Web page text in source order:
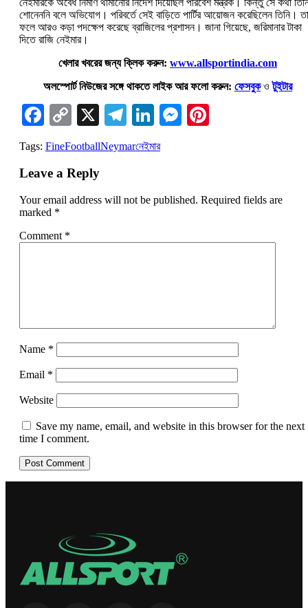
নেইমারকে অবৈধ নির্মাণ থামানোর নির্দেশ দিয়েছিল পরিবেশ মন্ত্রক। কিন্তু সে কথা
শোনেননি বলে অভিযোগ। পরিবর্তে সেই বাড়িতে পার্টির আয়োজন করেছিলেন তিনি।
ফলে আরও কড়া পদক্ষেপ করেছে ব্রাজিলের প্রশাসন। জানা গিয়েছে, জরিমানার টাকা
দিতে রাজি নেইমার।
খেলার খবরের জন্য ক্লিক করুন: www.allsportindia.com
অলস্পোর্ট নিউজের সঙ্গে থাকতে লাইক আর ফলো করুন: ফেসবুকওটুইটার
Facebook
Copy
Link
X Telegram
LinkedIn
Messenger
Tags: FineFootballNeymarনেইমার
Leave a Reply
Your email address will not be published. Required fields are
marked *
Comment *
Name *
Email *
Website
Save my name, email, and website in this browser for the next
time I comment.